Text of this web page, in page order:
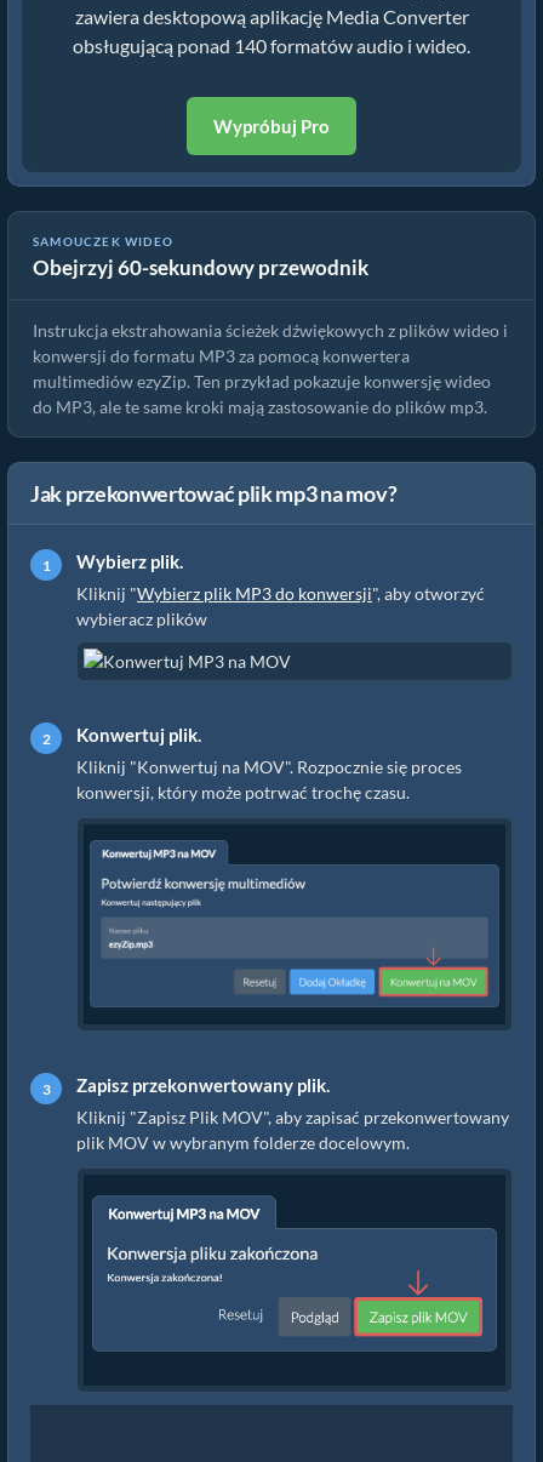
zawiera desktopową aplikację Media Converter
obsługującą ponad 140 formatów audio i wideo.
Wypróbuj Pro
SAMOUCZEK WIDEO
Obejrzyj 60-sekundowy przewodnik
Jak konwertować pliki mp3 online za darmo
Instrukcja ekstrahowania ścieżek dźwiękowych z plików wideo i
konwersji do formatu MP3 za pomocą konwertera
multimediów ezyZip. Ten przykład pokazuje konwersję wideo
do MP3, ale te same kroki mają zastosowanie do plików mp3.
Jak przekonwertować plik mp3 na mov?
Wybierz plik.
Kliknij "Wybierz plik MP3 do konwersji", aby otworzyć
wybieracz plików
Konwertuj plik.
Kliknij "Konwertuj na MOV". Rozpocznie się proces
konwersji, który może potrwać trochę czasu.
Zapisz przekonwertowany plik.
Kliknij "Zapisz Plik MOV", aby zapisać przekonwertowany
plik MOV w wybranym folderze docelowym.